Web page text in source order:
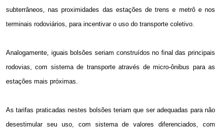
subterrâneos, nas proximidades das estações de trens e metrô e nos
terminais rodoviários, para incentivar o uso do transporte coletivo.
Analogamente, iguais bolsões seriam construídos no final das principais
rodovias, com sistema de transporte através de micro-ônibus para as
estações mais próximas.
As tarifas praticadas nestes bolsões teriam que ser adequadas para não
desestimular seu uso, com sistema de valores diferenciados, com